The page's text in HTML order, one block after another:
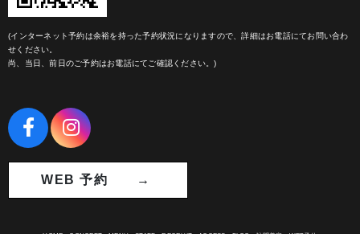
(インターネット予約は余裕を持った予約状況になりますので、詳細はお電話にてお問い合わ
せください。
尚、当日、前日のご予約はお電話にてご確認ください。)
WEB 予約 →